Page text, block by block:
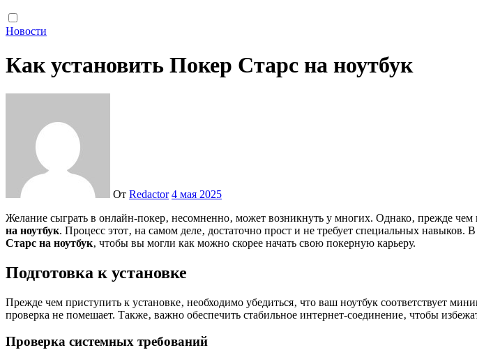
Новости
Как установить Покер Старс на ноутбук
От Redactor 4 мая 2025
Желание сыграть в онлайн-покер‚ несомненно‚ может возникнуть у многих. Однако‚ прежде чем
на ноутбук. Процесс этот‚ на самом деле‚ достаточно прост и не требует специальных
Старс на ноутбук‚ чтобы вы могли как можно скорее начать свою покерную карьеру.
Подготовка к установке
Прежде чем приступить к установке‚ необходимо убедиться‚ что ваш ноутбук соответствует
проверка не помешает. Также‚ важно обеспечить стабильное интернет-соединение‚ чтобы
Проверка системных требований